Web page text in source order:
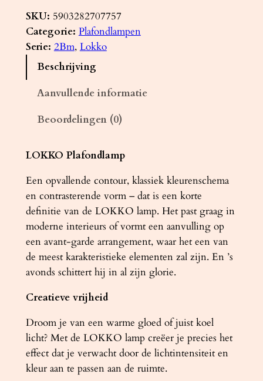
a
f
o
L
K
K
O
4
5
w
i
a
a
n
t
a
SKU: 5903282707757
Categorie: Plafondlampen
Serie: 2Bm, Lokko
Beschrijving
Aanvullende informatie
Beoordelingen (0)
LOKKO Plafondlamp
Een opvallende contour, klassiek kleurenschema
en contrasterende vorm – dat is een korte
definitie van de LOKKO lamp. Het past graag in
moderne interieurs of vormt een aanvulling op
een avant-garde arrangement, waar het een van
de meest karakteristieke elementen zal zijn. En ’s
avonds schittert hij in al zijn glorie.
Creatieve vrijheid
Droom je van een warme gloed of juist koel
licht? Met de LOKKO lamp creëer je precies het
effect dat je verwacht door de lichtintensiteit en
kleur aan te passen aan de ruimte.